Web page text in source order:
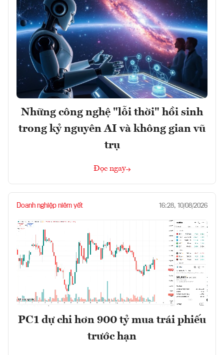
Những công nghệ "lỗi thời" hồi sinh
trong kỷ nguyên AI và không gian vũ
trụ
Đọc ngay
Doanh nghiệp niêm yết 16:28, 10/08/2026
PC1 dự chi hơn 900 tỷ mua trái phiếu
trước hạn